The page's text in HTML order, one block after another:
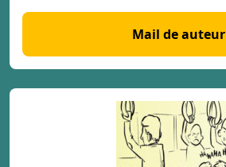
Mail de auteur